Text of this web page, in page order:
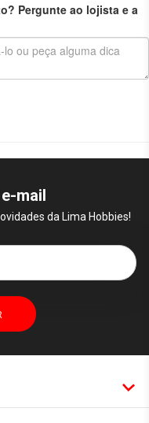
Pergunte ao lojista e a
mail
da Lima Hobbies!